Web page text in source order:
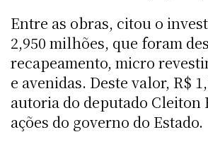
Entre as obras, citou o
2,950 milhões, que foram
recapeamento, micro
e avenidas. Deste valor, R$
autoria do deputado Cleiton
ações do governo do Estado.